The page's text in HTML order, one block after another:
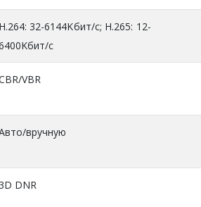
H.264: 32-6144Kбит/с; H.265: 12-
с
VBR
вручную
DNR